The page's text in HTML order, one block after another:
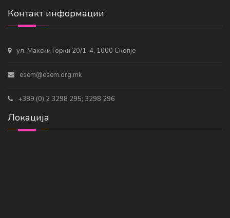
Контакт информации
ул. Максим Горки 20/1-4, 1000 Скопје
esem@esem.org.mk
+389 (0) 2 3298 295; 3298 296
Локација